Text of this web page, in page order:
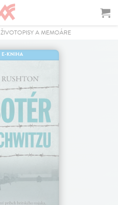
ŽIVOTOPISY A MEMOÁRE
E-KNIHA